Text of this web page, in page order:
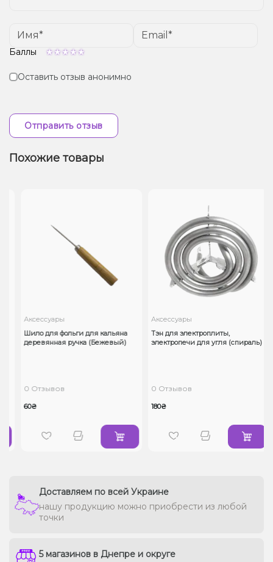
Баллы
Оставить отзыв анонимно
Отправить отзыв
Похожие товары
Аксессуары
Шило для фольги для кальяна
деревянная ручка (Бежевый)
0 Отзывов
60₴
Аксессуары
Тэн для электроплиты,
электропечи для угля (спираль)
0 Отзывов
180₴
Доставляем по всей Украине
нашу продукцию можно приобрести из любой
точки
5 магазинов в Днепре и округе